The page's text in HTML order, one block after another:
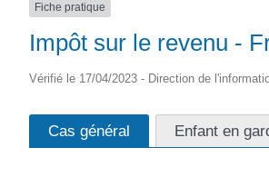
Fiche pratique
Impôt sur le revenu -
Vérifié le 17/04/2023 - Direction de
Cas général Enfant en